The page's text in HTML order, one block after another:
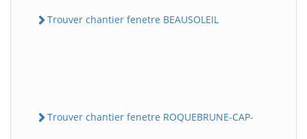
Trouver chantier fenetre BEAUSOLEIL
Trouver chantier fenetre ROQUEBRUNE-CAP-